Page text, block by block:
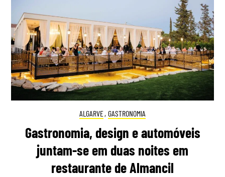
ALGARVE, GASTRONOMIA
Gastronomia, design e automóveis
juntam-se em duas noites em
restaurante de Almancil